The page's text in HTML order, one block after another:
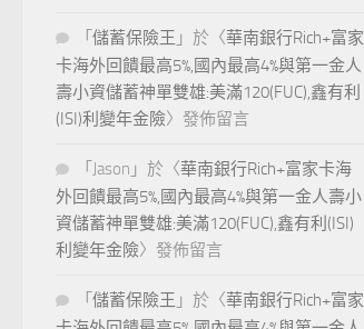
「 儲蓄保險王 」於〈華南銀行Rich+富家
卡海外回饋最高5%,國內最高4%與第一金人
壽小資儲蓄神單雙雄:美滿120(FUC),鑫有利
(ISI)利變年金險〉發佈留言
「 Jason 」於〈華南銀行Rich+富家卡海
外回饋最高5%,國內最高4%與第一金人壽小
資儲蓄神單雙雄:美滿120(FUC),鑫有利(ISI)
利變年金險〉發佈留言
「 儲蓄保險王 」於〈華南銀行Rich+富家